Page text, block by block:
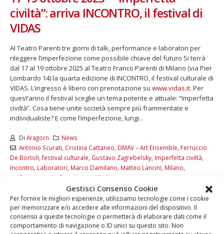
Gestisci Consenso Cookie
Per fornire le migliori esperienze, utilizziamo tecnologie come i cookie
per memorizzare e/o accedere alle informazioni del dispositivo. Il
consenso a queste tecnologie ci permetterà di elaborare dati come il
comportamento di navigazione o ID unici su questo sito. Non
civiltà”: arriva INCONTRO, il festival di
VIDAS
Al Teatro Parenti tre giorni di talk, performance e laboratori per
rileggere l’imperfezione come possibile chiave del futuro Si terrà
dal 17 al 19 ottobre 2025 al Teatro Franco Parenti di Milano (via Pier
Lombardo 14) la quarta edizione di INCONTRO, il festival culturale di
VIDAS. L’ingresso è libero con prenotazione su www.vidas.it. Per
quest’anno il festival sceglie un tema potente e attuale: “Imperfetta
civiltà”. Cosa tiene unite società sempre più frammentate e
individualiste? E come l’imperfezione, lungi...
Di Aragorn
News
Antonio Scurati Cristina Cattaneo DMAV – Art Ensemble Ferruccio
De Bortoli festival culturale Gustavo Zagrebelsky Imperfetta civiltà
Incontro Laboratori Marco Damilano Matteo Lancini Milano
performance
Stefano Nazzi VIDAS
LEGGI DI PIÙ...